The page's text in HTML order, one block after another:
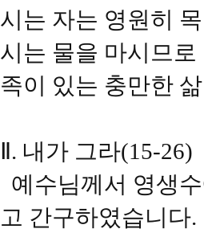
시는 자는 영원히
시는 물을 마시므
족이 있는 충만한
Ⅱ. 내가 그라(15-26)
예수님께서 영생
고 간구하였습니다